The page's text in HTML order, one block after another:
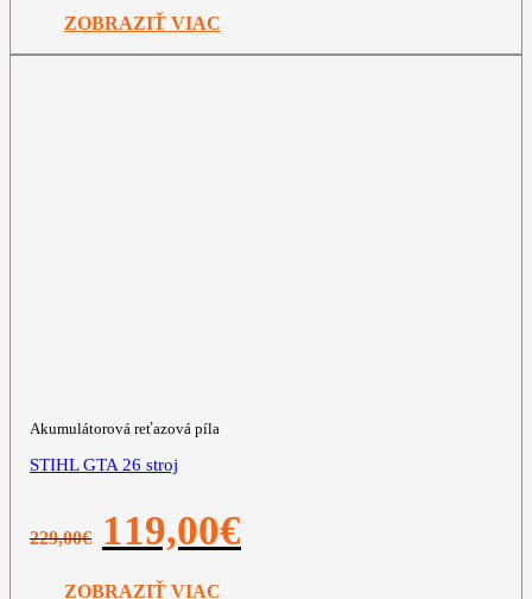
199,00€.
ZOBRAZIŤ VIAC
Akumulátorová reťazová píla
STIHL GTA 26 stroj
229,00€
Pôvodná
cena
229,00€.
119,00€
ZOBRAZIŤ VIAC